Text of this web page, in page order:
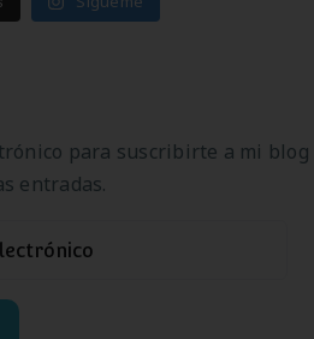
para suscribirte a mi blog
entradas.